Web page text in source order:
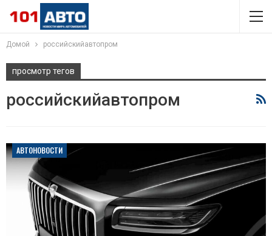
Домой российскийавтопром
просмотр тегов
российскийавтопром
АВТОНОВОСТИ